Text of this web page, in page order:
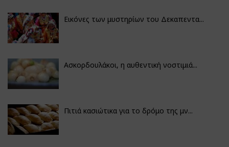
Εικόνες των μυστηρίων του Δεκαπεντα...
Ασκορδουλάκοι, η αυθεντική νοστιμιά...
Πιτιά κασιώτικα για το δρόμο της μν...